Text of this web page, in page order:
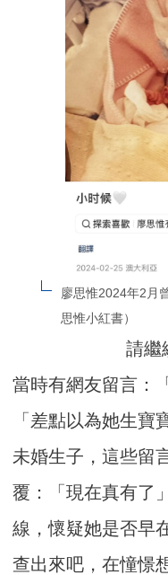
廖思惟2024年2月
思惟小紅書）
請繼
當時有網友留言：
「差點以為她生寶
未婚生子，這些留
覆：「現在真有了
線，懷疑她是否早
查出來吧，在憧憬